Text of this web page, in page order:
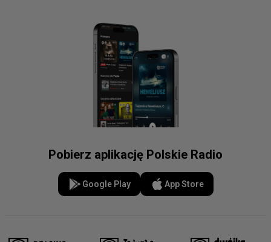
Pobierz aplikację Polskie Radio
Google Play App Store